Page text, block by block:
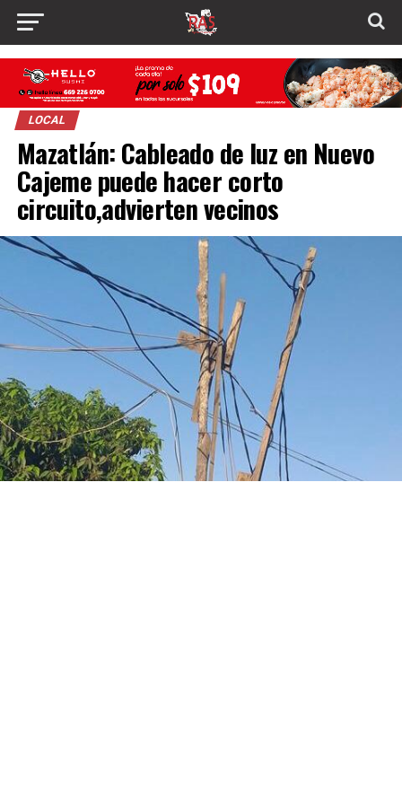
LOCAL
Mazatlán: Cableado de luz en Nuevo
Cajeme puede hacer corto
circuito,advierten vecinos